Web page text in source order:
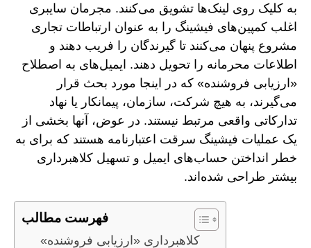
به کلیک روی لینک‌ها تشویق می‌کنند. مجرمان سایبری
اغلب کمپین‌های فیشینگ را به عنوان ارتباطات تجاری
مشروع پنهان می‌کنند تا گیرندگان را فریب دهند و
اطلاعات محرمانه را تحویل دهند. ایمیل‌های به اصطلاح
«ارزیابی فروشنده» که در اینجا مورد بحث قرار
می‌گیرند، به هیچ شرکت، سازمان، پیمانکار یا نهاد
تدارکاتی واقعی مرتبط نیستند. در عوض، آنها بخشی از
یک عملیات فیشینگ سرقت اعتبارنامه هستند که برای به
خطر انداختن حساب‌های ایمیل و تسهیل کلاهبرداری
بیشتر طراحی شده‌اند.
فهرست مطالب
کلاهبرداری «ارزیابی فروشنده»